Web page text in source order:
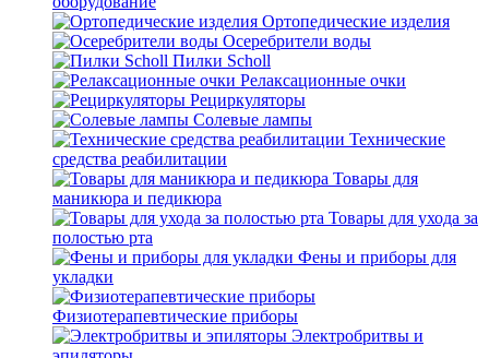
Ортопедические изделия
Осеребрители воды
Пилки Scholl
Релаксационные очки
Рециркуляторы
Солевые лампы
Технические
средства реабилитации
Товары для
маникюра и педикюра
Товары для ухода за
полостью рта
Фены и приборы для
укладки
Физиотерапевтические приборы
Электробритвы и